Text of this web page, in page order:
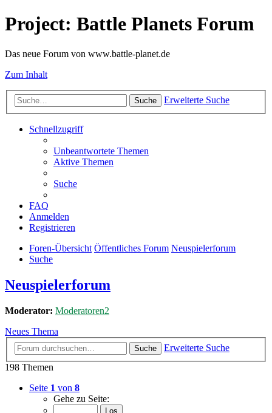
Project: Battle Planets Forum
Das neue Forum von www.battle-planet.de
Zum Inhalt
Suche Erweiterte Suche
Schnellzugriff
Unbeantwortete Themen
Aktive Themen
Suche
FAQ
Anmelden
Registrieren
Foren-Übersicht Öffentliches Forum Neuspielerforum
Suche
Neuspielerforum
Moderator: Moderatoren2
Neues Thema
Suche
Erweiterte Suche
198 Themen
Seite 1 von 8
Gehe zu Seite: